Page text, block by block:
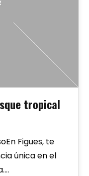
tropical
Figues, te
única en el